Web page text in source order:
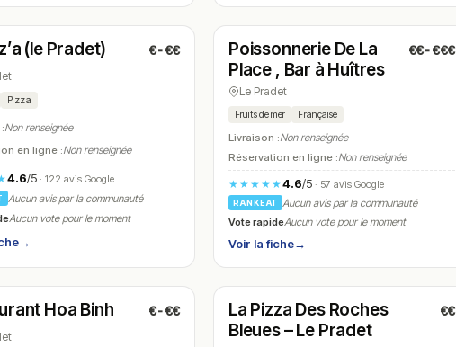
(18:00 – 22:00)
(le Pradet) €-€€
Pizza
Non renseignée
en ligne :Non renseignée
4.6/5· 122 avis Google
Aucun avis par la communauté
Aucun vote pour le moment
→
N° 16
Fermé(07:00 – 13:00)
Poissonnerie De La
Place , Bar à Huîtres
€€-€€€
Le Pradet
Fruits de mer Française
Livraison :Non renseignée
Réservation en ligne :Non renseignée
★★★★★4.6/5· 57 avis Google
RANKEAT
Aucun avis par la communauté
Vote rapideAucun vote pour le moment
Voir la fiche→
(12:00 – 14:00, 19:00 – 22:00)
Hoa Binh €-€€ N° 19
Ouvert(17:30 – 23:00)
La Pizza Des Roches
Bleues – Le Pradet
€€